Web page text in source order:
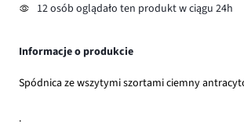
12 osób oglądało ten produkt w ciągu 24h
Informacje o produkcie
Spódnica ze wszytymi szortami ciemny
.